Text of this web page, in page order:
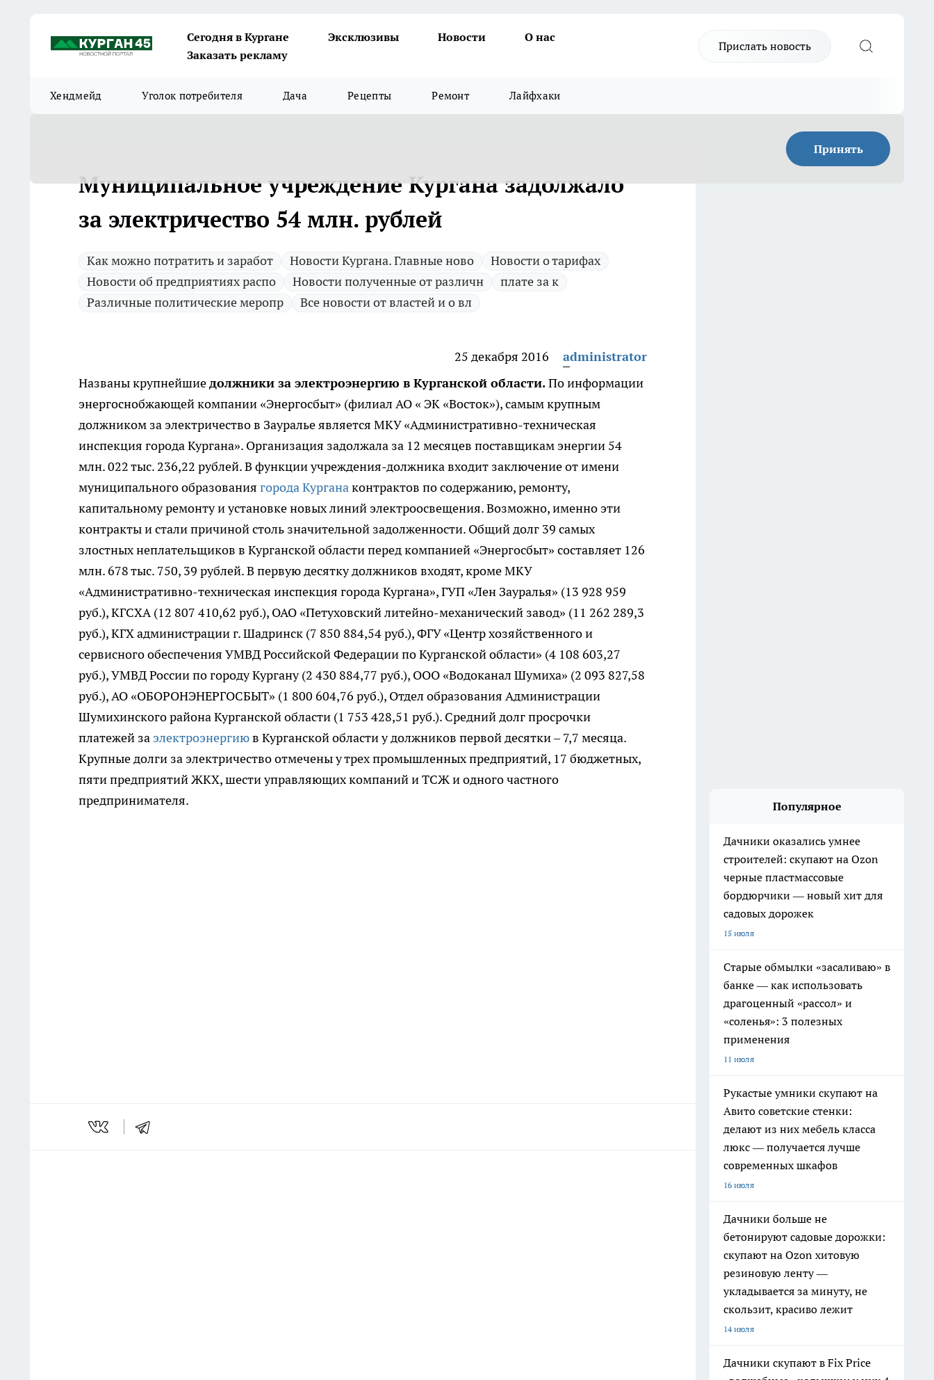
Сегодня в Кургане Эксклюзивы Новости
О нас
Заказать рекламу
Прислать новость
Хендмейд Уголок потребителя Дача Рецепты Ремонт Лайфхаки
Принять
Муниципальное учреждение Кургана задолжало
за электричество 54 млн. рублей
Как можно потратить и заработ Новости Кургана. Главные ново
Новости о тарифах
Новости об предприятиях распо
Новости полученные от различн
плате за к
Различные политические меропр
Все новости от властей и о вл
25 декабря 2016
administrator
Названы крупнейшиедолжники за электроэнергию в Курганской области.По информации
энергоснобжающей компании «Энергосбыт» (филиал АО « ЭК «Восток»), самым крупным
должником за электричество в Зауралье является МКУ «Административно-техническая
инспекция города Кургана». Организация задолжала за 12 месяцев поставщикам энергии 54
млн. 022 тыс. 236,22 рублей. В функции учреждения-должника входит заключение от имени
муниципального образования города Курганаконтрактов по содержанию, ремонту,
капитальному ремонту и установке новых линий электроосвещения. Возможно, именно эти
контракты и стали причиной столь значительной задолженности. Общий долг 39 самых
злостных неплательщиков в Курганской области перед компанией «Энергосбыт» составляет 126
млн. 678 тыс. 750, 39 рублей. В первую десятку должников входят, кроме МКУ
«Административно-техническая инспекция города Кургана», ГУП «Лен Зауралья» (13 928 959
руб.), КГСХА (12 807 410,62 руб.), ОАО «Петуховский литейно-механический завод» (11 262 289,3
руб.), КГХ администрации г. Шадринск (7 850 884,54 руб.), ФГУ «Центр хозяйственного и
сервисного обеспечения УМВД Российской Федерации по Курганской области» (4 108 603,27
руб.), УМВД России по городу Кургану (2 430 884,77 руб.), ООО «Водоканал Шумиха» (2 093 827,58
руб.), АО «ОБОРОНЭНЕРГОСБЫТ» (1 800 604,76 руб.), Отдел образования Администрации
Шумихинского района Курганской области (1 753 428,51 руб.). Средний долг просрочки
платежей за электроэнергиюв Курганской области у должников первой десятки – 7,7 месяца.
Крупные долги за электричество отмечены у трех промышленных предприятий, 17 бюджетных,
пяти предприятий ЖКХ, шести управляющих компаний и ТСЖ и одного частного
предпринимателя.
Популярное
Дачники оказались умнее
строителей: скупают на Ozon
черные пластмассовые
бордюрчики — новый хит для
садовых дорожек
15 июля
Старые обмылки «засаливаю» в
банке — как использовать
драгоценный «рассол» и
«соленья»: 3 полезных
применения
11 июля
Рукастые умники скупают на
Авито советские стенки:
делают из них мебель класса
люкс — получается лучше
современных шкафов
16 июля
Дачники больше не
бетонируют садовые дорожки:
скупают на Ozon хитовую
резиновую ленту —
укладывается за минуту, не
скользит, красиво лежит
14 июля
Дачники скупают в Fix Price